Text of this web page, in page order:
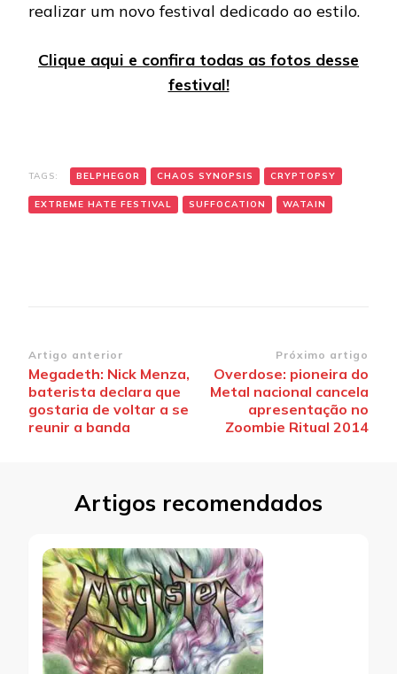
realizar um novo festival dedicado ao estilo.
Clique aqui e confira todas as fotos desse
festival!
TAGS: BELPHEGOR CHAOS SYNOPSIS CRYPTOPSY
EXTREME HATE FESTIVAL SUFFOCATION WATAIN
Navegação
de
post
Artigo anterior
Megadeth: Nick Menza,
baterista declara que
gostaria de voltar a se
reunir a banda
Próximo artigo
Overdose: pioneira do
Metal nacional cancela
apresentação no
Zoombie Ritual 2014
Artigos recomendados